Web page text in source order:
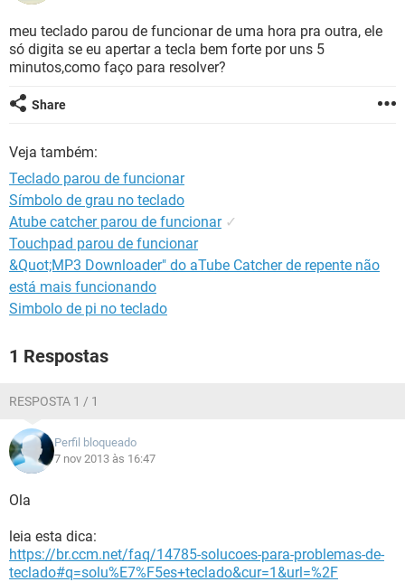
GUIA DE COMPRAS
INSTAGRAM GMAIL
GUIA DE COMPRAS
CELULAR
OUTLOOK EXCEL
INSTAGRAM GMAIL
GUIA DE COMPRAS
WHATSAPP
CELULAR FACEBOOK
INSTAGRAM
GUIA DE COMPRAS
meu teclado parou de funcionar de uma hora pra outra, ele
só digita se eu apertar a tecla bem forte por uns 5
minutos,como faço para resolver?
Share
Veja também:
Teclado parou de funcionar
Símbolo de grau no teclado
Atube catcher parou de funcionar ✓
Touchpad parou de funcionar
&Quot;MP3 Downloader" do aTube Catcher de repente não
está mais funcionando
Simbolo de pi no teclado
1 Respostas
RESPOSTA 1 / 1
Perfil bloqueado
7 nov 2013 às 16:47
Ola
leia esta dica:
https://br.ccm.net/faq/14785-solucoes-para-problemas-de-
teclado#q=solu%E7%F5es+teclado&cur=1&url=%2F